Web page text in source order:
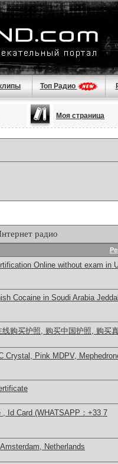
Топ Радио
Моя страница
радио
Online without exam in
Cocaine in Soudi Arabia
购买护照, 购买中国护照, 购买真
Crystal, Pink MDPV,
Id Card (WHATSAPP：+33 7
Netherlands